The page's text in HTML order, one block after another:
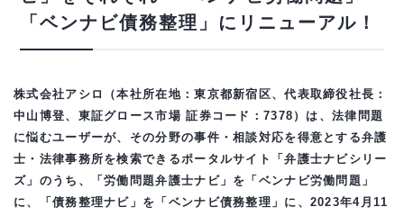
「ベンナビ債務整理」にリニューアル！
株式会社アシロ（本社所在地：東京都新宿区、代表取締役社長：
中山博登、東証グロース市場 証券コード：7378）は、法律問題
に悩むユーザーが、その分野の事件・相談対応を得意とする弁護
士・法律事務所を検索できるポータルサイト「弁護士ナビシリー
ズ」のうち、「労働問題弁護士ナビ」を「ベンナビ労働問題」
に、「債務整理ナビ」を「ベンナビ債務整理」に、2023年4月11